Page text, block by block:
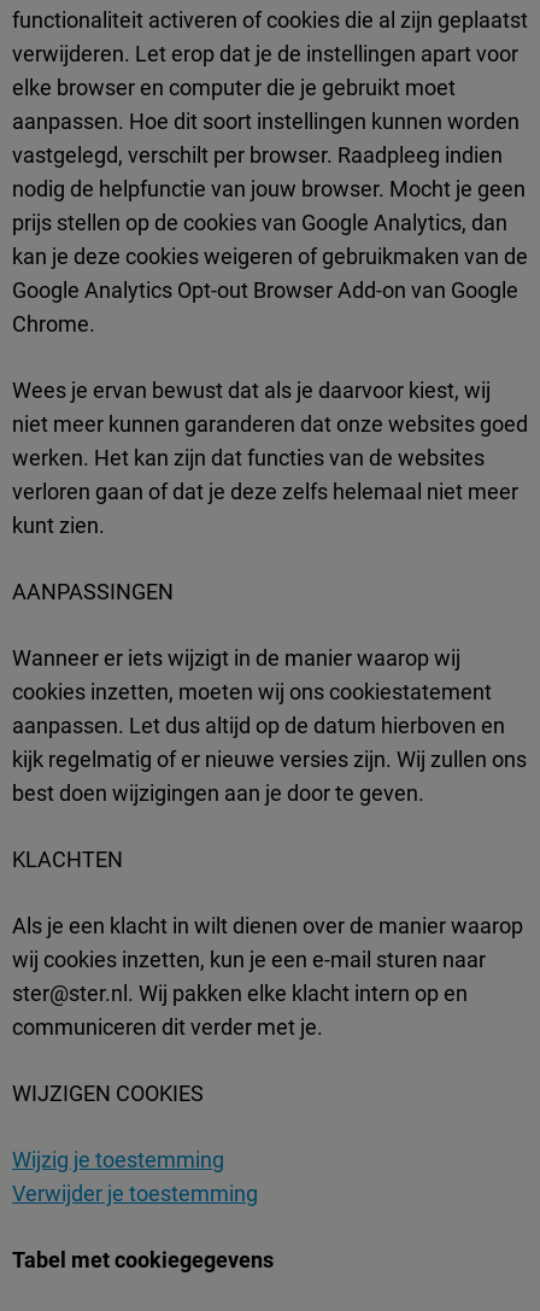
functionaliteit activeren of cookies die al zijn geplaatst
verwijderen. Let erop dat je de instellingen apart voor
elke browser en computer die je gebruikt moet
aanpassen. Hoe dit soort instellingen kunnen worden
vastgelegd, verschilt per browser. Raadpleeg indien
nodig de helpfunctie van jouw browser. Mocht je geen
prijs stellen op de cookies van Google Analytics, dan
kan je deze cookies weigeren of gebruikmaken van de
Google Analytics Opt-out Browser Add-on van Google
Chrome.
Wees je ervan bewust dat als je daarvoor kiest, wij
niet meer kunnen garanderen dat onze websites goed
werken. Het kan zijn dat functies van de websites
verloren gaan of dat je deze zelfs helemaal niet meer
kunt zien.
AANPASSINGEN
Wanneer er iets wijzigt in de manier waarop wij
cookies inzetten, moeten wij ons cookiestatement
aanpassen. Let dus altijd op de datum hierboven en
kijk regelmatig of er nieuwe versies zijn. Wij zullen ons
best doen wijzigingen aan je door te geven.
KLACHTEN
Als je een klacht in wilt dienen over de manier waarop
wij cookies inzetten, kun je een e-mail sturen naar
ster@ster.nl. Wij pakken elke klacht intern op en
communiceren dit verder met je.
WIJZIGEN COOKIES
Wijzig je toestemming
Verwijder je toestemming
Tabel met cookiegegevens